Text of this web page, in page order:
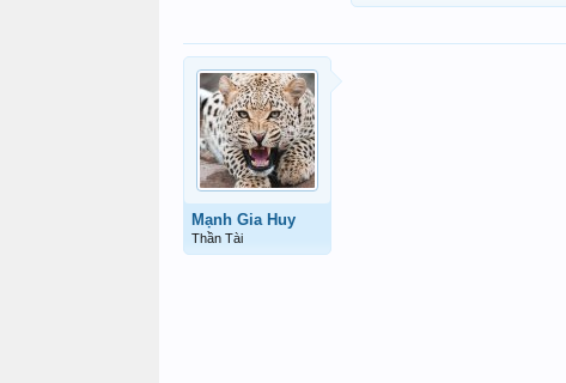
Mạnh Gia Huy
Thần Tài